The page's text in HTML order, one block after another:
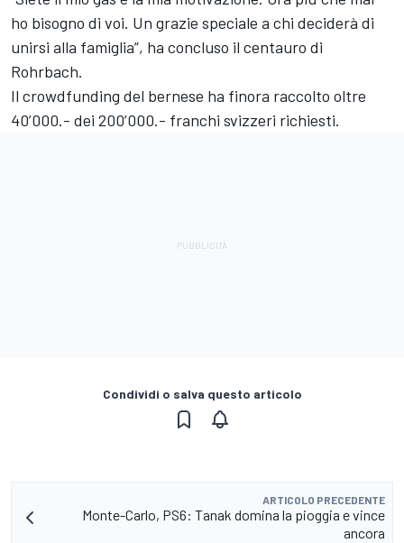
ho bisogno di voi. Un grazie speciale a chi deciderà di
unirsi alla famiglia”, ha concluso il centauro di
Rohrbach.
Il crowdfunding del bernese ha finora raccolto oltre
40’000.- dei 200’000.- franchi svizzeri richiesti.
Condividi o salva questo articolo
ARTICOLO PRECEDENTE
Monte-Carlo, PS6: Tanak domina la pioggia e vince
ancora